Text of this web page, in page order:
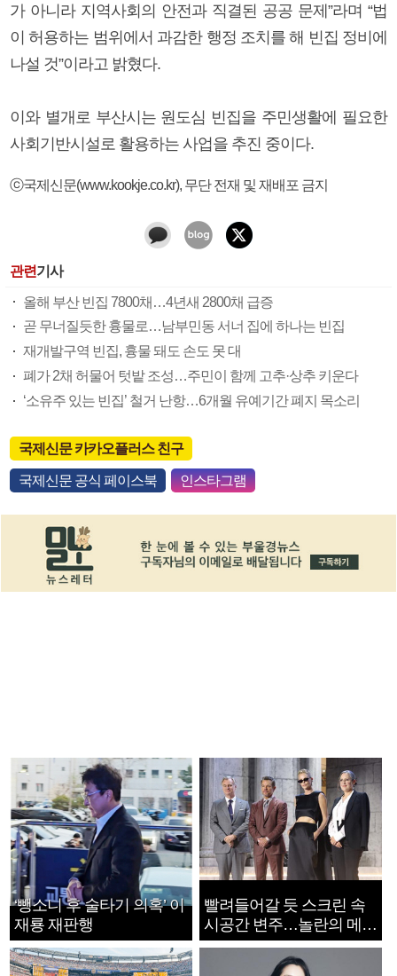
가 아니라 지역사회의 안전과 직결된 공공 문제”라며 “법
이 허용하는 범위에서 과감한 행정 조치를 해 빈집 정비에
나설 것”이라고 밝혔다.
이와 별개로 부산시는 원도심 빈집을 주민생활에 필요한
사회기반시설로 활용하는 사업을 추진 중이다.
ⓒ국제신문(www.kookje.co.kr), 무단 전재 및 재배포 금지
관련기사
올해 부산 빈집 7800채…4년새 2800채 급증
곧 무너질듯한 흉물로…남부민동 서너 집에 하나는 빈집
재개발구역 빈집, 흉물 돼도 손도 못 대
폐가 2채 허물어 텃밭 조성…주민이 함께 고추·상추 키운다
‘소유주 있는 빈집’ 철거 난항…6개월 유예기간 폐지 목소리
국제신문 카카오플러스 친구
국제신문 공식 페이스북 인스타그램
‘뺑소니 후 술타기 의혹’ 이
재룡 재판행
빨려들어갈 듯 스크린 속
시공간 변주…놀란의 메시
지는 ‘전쟁 속죄’